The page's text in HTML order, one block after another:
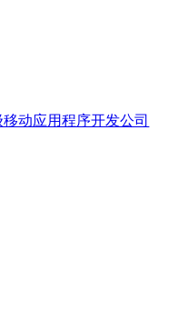
动应用程序开发公司